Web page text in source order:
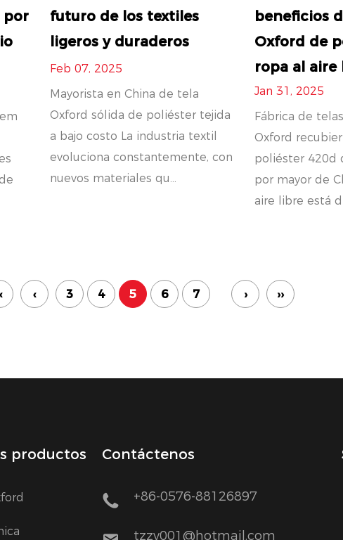
por
futuro de los textiles
ligeros y duraderos
Feb 07, 2025
Mayorista en China de tela
Oxford sólida de poliéster tejida
a bajo costo La industria textil
evoluciona constantemente, con
nuevos materiales qu...
beneficios
Oxford de
ropa al aire
Jan 31, 2025
Fábrica de
Oxford
poliéster 420d
por mayor de
aire libre está
‹ 3 4 5 6 7 › ››
productos Contáctenos
+86-0576-88126897
tzzy001@hotmail.com